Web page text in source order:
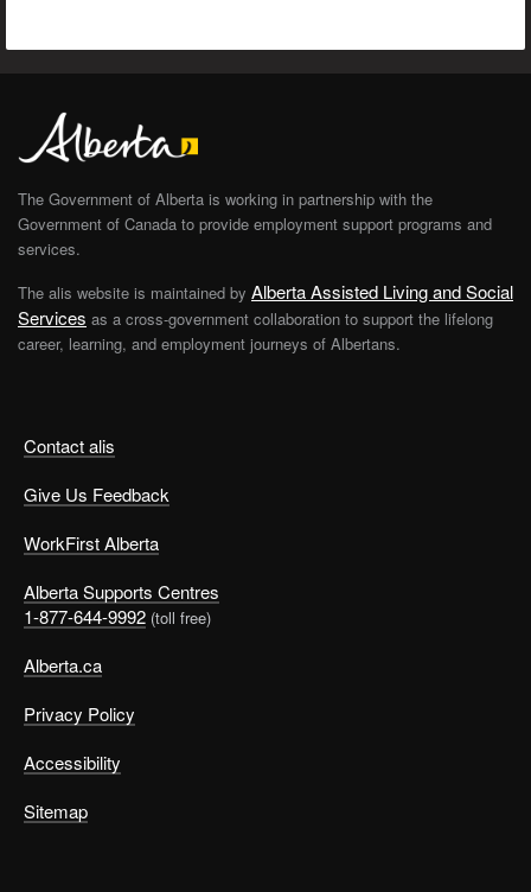
Contact alis
Give Us Feedback
WorkFirst Alberta
Alberta Supports Centres
1-877-644-9992 (toll free)
Alberta.ca
Privacy Policy
Accessibility
Sitemap
The Government of Alberta is working in partnership with the
Government of Canada to provide employment support programs and
services.
The alis website is maintained by Alberta Assisted Living and Social
Services as a cross-government collaboration to support the lifelong
career, learning, and employment journeys of Albertans.